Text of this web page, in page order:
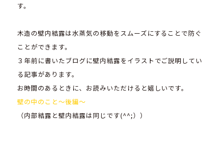
す。
木造の壁内結露は水蒸気の移動をスムーズにすることで防ぐ
ことができます。
３年前に書いたブログに壁内結露をイラストでご説明してい
る記事があります。
お時間のあるときに、お読みいただけると嬉しいです。
壁の中のこと～後編～
（内部結露と壁内結露は同じです(^^;））